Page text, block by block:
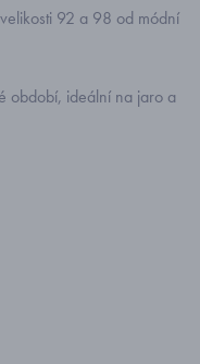
92 a 98 od módní
období, ideální na jaro a